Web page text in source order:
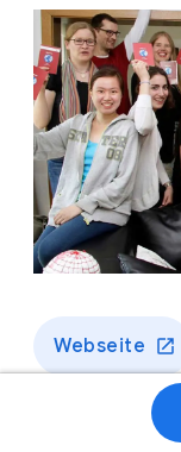
Webseite